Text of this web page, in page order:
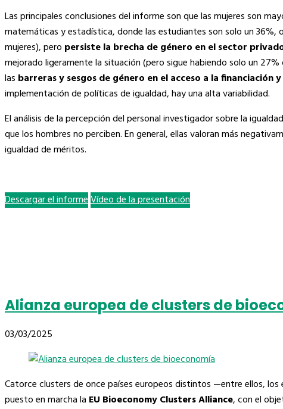
Las principales conclusiones del informe son que las mujeres son
matemáticas y estadística, donde las estudiantes son solo un 36%,
mujeres), pero persiste la brecha de género en el sector
mejorado ligeramente la situación (pero sigue habiendo solo un
las barreras y sesgos de género en el acceso a la financiación
implementación de políticas de igualdad, hay una alta variabilidad.
El análisis de la percepción del personal investigador sobre la
que los hombres no perciben. En general, ellas valoran más
igualdad de méritos.
Descargar el informeVídeo de la presentación
Alianza europea de clusters de
03/03/2025
Catorce clusters de once países europeos distintos —entre ellos, los
puesto en marcha la EU Bioeconomy Clusters Alliance, con el